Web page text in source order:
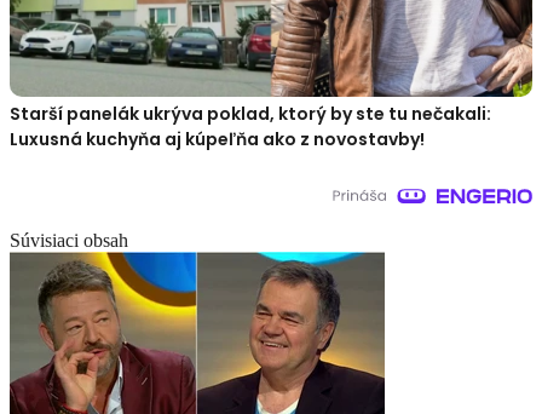
Starší panelák ukrýva poklad, ktorý by ste tu nečakali:
Luxusná kuchyňa aj kúpeľňa ako z novostavby!
Súvisiaci obsah